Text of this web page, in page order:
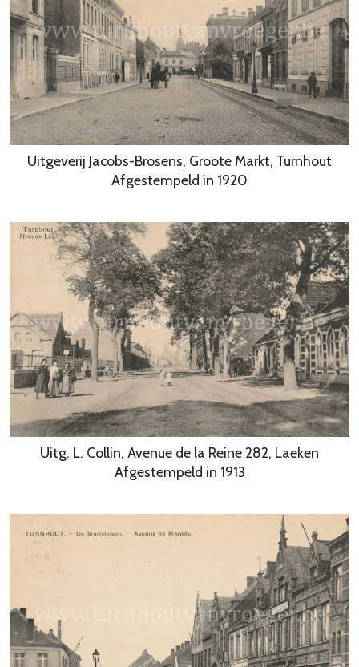
Uitgeverij Jacobs-Brosens, Groote Markt, Turnhout
Afgestempeld in 1920
Uitg. L. Collin, Avenue de la Reine 282, Laeken
Afgestempeld in 1913